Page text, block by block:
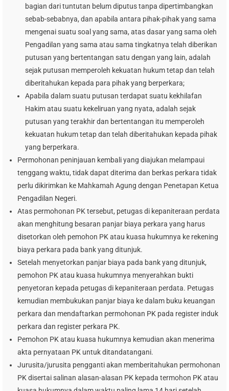
bagian dari tuntutan belum diputus tanpa dipertimbangkan
sebab-sebabnya, dan apabila antara pihak-pihak yang sama
mengenai suatu soal yang sama, atas dasar yang sama oleh
Pengadilan yang sama atau sama tingkatnya telah diberikan
putusan yang bertentangan satu dengan yang lain, adalah
sejak putusan memperoleh kekuatan hukum tetap dan telah
diberitahukan kepada para pihak yang berperkara;
Apabila dalam suatu putusan terdapat suatu kekhilafan
Hakim atau suatu kekeliruan yang nyata, adalah sejak
putusan yang terakhir dan bertentangan itu memperoleh
kekuatan hukum tetap dan telah diberitahukan kepada pihak
yang berperkara.
Permohonan peninjauan kembali yang diajukan melampaui
tenggang waktu, tidak dapat diterima dan berkas perkara tidak
perlu dikirimkan ke Mahkamah Agung dengan Penetapan Ketua
Pengadilan Negeri.
Atas permohonan PK tersebut, petugas di kepaniteraan perdata
akan menghitung besaran panjar biaya perkara yang harus
disetorkan oleh pemohon PK atau kuasa hukumnya ke rekening
biaya perkara pada bank yang ditunjuk.
Setelah menyetorkan panjar biaya pada bank yang ditunjuk,
pemohon PK atau kuasa hukumnya menyerahkan bukti
penyetoran kepada petugas di kepaniteraan perdata. Petugas
kemudian membukukan panjar biaya ke dalam buku keuangan
perkara dan mendaftarkan permohonan PK pada register induk
perkara dan register perkara PK.
Pemohon PK atau kuasa hukumnya kemudian akan menerima
akta pernyataan PK untuk ditandatangani.
Jurusita/jurusita pengganti akan memberitahukan permohonan
PK disertai salinan alasan-alasan PK kepada termohon PK atau